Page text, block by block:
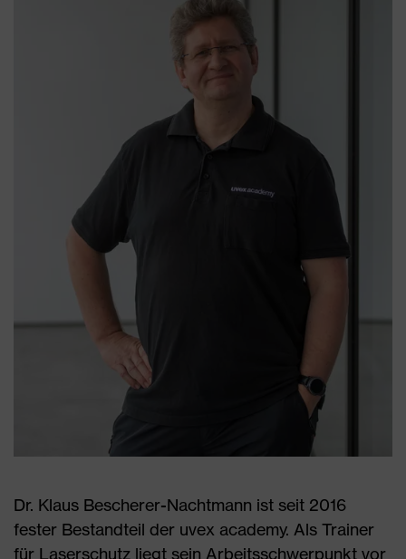
Dr. Klaus Bescherer-Nachtmann ist seit 2016
fester Bestandteil der uvex academy. Als Trainer
für Laserschutz liegt sein Arbeitsschwerpunkt vor